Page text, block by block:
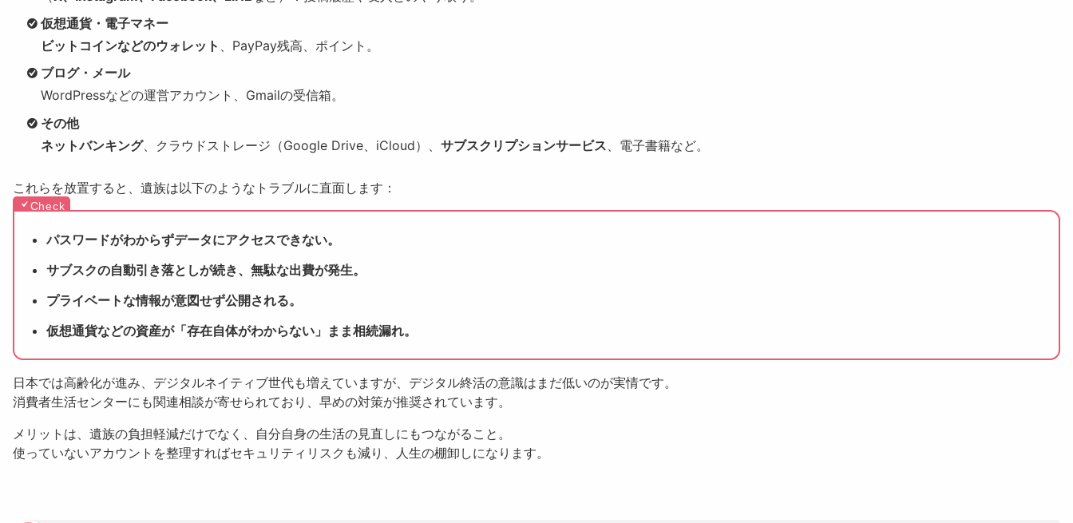
仮想通貨・電子マネー
ビットコインなどのウォレット 、PayPay残高、ポイント。
ブログ・メール
WordPressなどの運営アカウント、Gmailの受信箱。
その他
ネットバンキング、クラウドストレージ（Google Drive、iCloud）、サブスクリプションサービス 、電子書籍など。
これらを放置すると、遺族は以下のようなトラブルに直面します：
パスワードがわからずデータにアクセスできない。
サブスクの自動引き落としが続き、無駄な出費が発生。
プライベートな情報が意図せず公開される。
仮想通貨などの資産が「存在自体がわからない」まま相続漏れ。
日本では高齢化が進み、デジタルネイティブ世代も増えていますが、デジタル終活の意識はまだ低いのが実情です。
消費者生活センターにも関連相談が寄せられており、早めの対策が推奨されています。
メリットは、遺族の負担軽減だけでなく、自分自身の生活の見直しにもつながること。
使っていないアカウントを整理すればセキュリティリスクも減り、人生の棚卸しになります。